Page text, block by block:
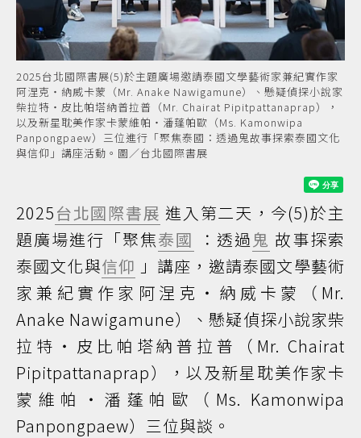
2025台北國際書展(5)於主題廣場邀請泰國文學藝術家兼紀實作家
阿涅克・納威卡蒙（Mr. Anake Nawigamune）、懸疑偵探小說家
柴拉特・皮比帕塔納普拉普（Mr. Chairat Pipitpattanaprap），
以及新星耽美作家卡蒙維帕・潘蓬帕歐（Ms. Kamonwipa
Panpongpaew）三位進行「聚焦泰國：透過鬼故事探索泰國文化
與信仰」講座活動。圖／台北國際書展
2025台北國際書展 進入第二天，今(5)於主
題廣場進行「聚焦泰國 ：透過 鬼 故事探索
泰國文化與信仰 」講座，邀請泰國文學藝術
家兼紀實作家阿涅克・納威卡蒙（Mr.
Anake Nawigamune）、懸疑偵探小說家柴
拉特・皮比帕塔納普拉普（Mr. Chairat
Pipitpattanaprap），以及新星耽美作家卡
蒙維帕・潘蓬帕歐（Ms. Kamonwipa
Panpongpaew）三位與談。